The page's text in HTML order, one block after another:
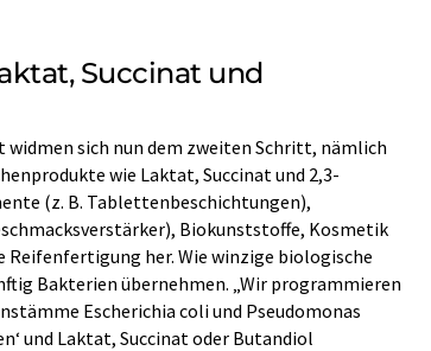
Succinat und
sich nun dem zweiten Schritt, nämlich
wie Laktat, Succinat und 2,3-
(z. B. Tablettenbeschichtungen),
Biokunststoffe, Kosmetik
Reifenfertigung her. Wie winzige biologische
Bakterien übernehmen. „Wir programmieren
Escherichia coli und Pseudomonas
und Laktat, Succinat oder Butandiol